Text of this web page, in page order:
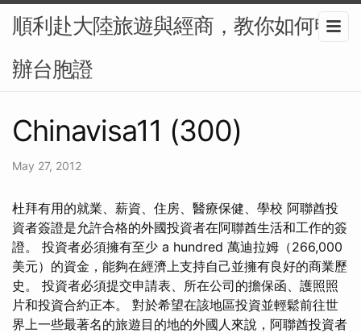
順利赴大陸旅遊與經商，教你如何申
辦台胞證
Chinavisa11 (300)
May 27, 2012
杜拜有用的就業、薪資、住房、醫療保健、學校 阿聯酋投
資者簽證是允許合格的外國投資者在阿聯酋生活和工作的簽
證。 投資者必須擁有至少 a hundred 萬迪拉姆（266,000
美元）的資金，能夠在經濟上支持自己並擁有良好的商業歷
史。 投資者必須提交申請表、所在公司的擔保函、護照照
片和投資合約正本。 對於希望在該地區投資並輕鬆前往世
界上一些最著名的旅遊目的地的外國人來說，阿聯酋投資者